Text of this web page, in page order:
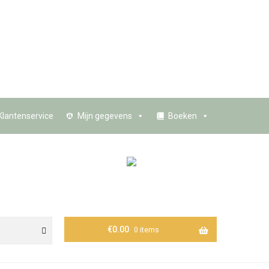
Mijn gegevens Boeken
€0.00 0 items